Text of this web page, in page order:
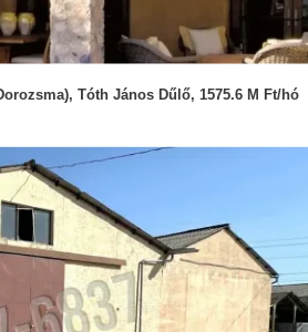
Tóth János Dűlő, 1575.6 M Ft/hó